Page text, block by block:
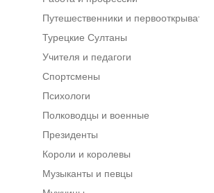
Путешественники и первооткрыватели
Турецкие Султаны
Учителя и педагоги
Спортсмены
Психологи
Полководцы и военные
Президенты
Короли и королевы
Музыканты и певцы